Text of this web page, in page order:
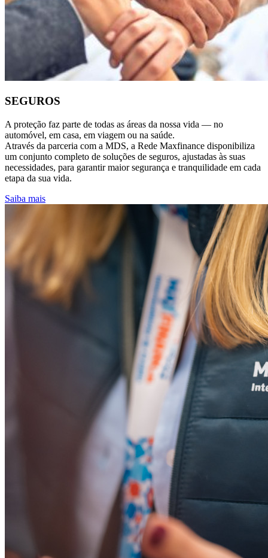
SEGUROS
A proteção faz parte de todas as áreas da nossa vida — no
automóvel, em casa, em viagem ou na saúde.
Através da parceria com a MDS, a Rede Maxfinance disponibiliza
um conjunto completo de soluções de seguros, ajustadas às suas
necessidades, para garantir maior segurança e tranquilidade em cada
etapa da sua vida.
Saiba mais